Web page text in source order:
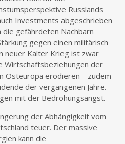
Russlands
Investments abgeschrieben
gefährdeten Nachbarn
gegen einen militärisch
neuer Kalter Krieg ist zwar
Wirtschaftsbeziehungen der
Osteuropa erodieren – zudem
der vergangenen Jahre.
mit der Bedrohungsangst.
der Abhängigkeit vom
teuer. Der massive
kann die